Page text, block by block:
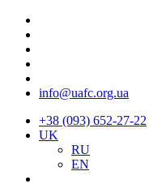
info@uafc.org.ua
+38 (093) 652-27-22
UK
RU
EN